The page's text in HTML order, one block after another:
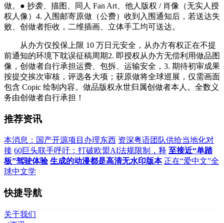
做。● 抄袭、描图、同人 Fan Art、他人版权 / 肖像（无实人授
权人像）4. 入围邮寄原做（公费）收到入围通知后，若送达失
败、创做者拒收，二维插画、立体手工均可送达。
从办方仅投保上限 10 万日元安全，从办方有权正在不提
前通知的环境下耽误征稿周期2. 即授权从办方无偿利用做品图
像，创做者自行承担运费、包拆、运输安全，3. 期待初审成果
按提交挨次审核，评选各大项；获原做将全球巡展，仅需画面
包含 Copic 绘制内容。做品版权永世归属创做者本人。全数义
务由创做者自行承担！
推荐资讯
本消息：国产开源项目办理东西 资深粤语团队供给当地化对
接 60巨头联手呼吁：打破欧盟AI法规限制，释 至接近“单踏
板”驾驶体验 生成的动漫都是高清无水印版本 正在“爱中文”全
球中文学
快捷导航
关于我们